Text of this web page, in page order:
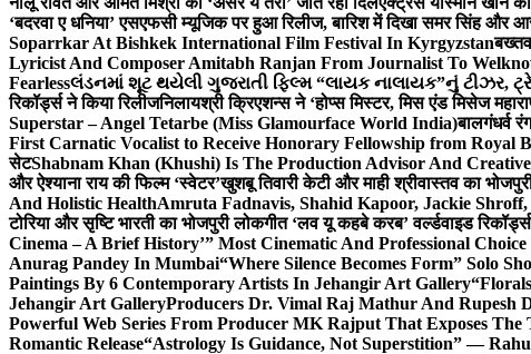
‘बदरवा ए धनिया’ एसएफसी म्यूजिक पर हुआ रिलीज, बारिश में दिखा समर सिंह और
Soparrkar At Bishkek International Film Festival In Kyrgyzstan
Lyricist And Composer Amitabh Ranjan From Journalist To
Fearlessલંડનમાં શૂટ થયેલી ગુજરાતી ફિલ્મ “લાયક નાલાયક”નું ટીઝર,
रिकॉर्ड्स ने किया रिलीजनिलायश्री क्रिएशन्स ने ‘होप्स मिस्टर, मिस एंड मिसेज
Superstar – Angel Tetarbe (Miss Glamourface World India)बालगंधर्व
First Carnatic Vocalist to Receive Honorary Fellowship from Royal
सेटShabnam Khan (Khushi) Is The Production Advisor And
और ऐश्याना राय की फिल्म ‘स्वेटर’खुशबू तिवारी केटी और माही श्रीवास्तव का
And Holistic HealthAmruta Fadnavis, Shahid Kapoor, Jackie
टोरिया और सृष्टि भारती का भोजपुरी लोकगीत ‘लव यू कहबे करब’ वर्ल्डवाइड
Cinema – A Brief History’” Most Cinematic And Professional
Anurag Pandey In Mumbai“Where Silence Becomes Form” Solo
Paintings By 6 Contemporary Artists In Jehangir Art Gallery
Jehangir Art GalleryProducers Dr. Vimal Raj Mathur And Rupesh
Powerful Web Series From Producer MK Rajput That Exposes
Romantic Release“Astrology Is Guidance, Not Superstition” —